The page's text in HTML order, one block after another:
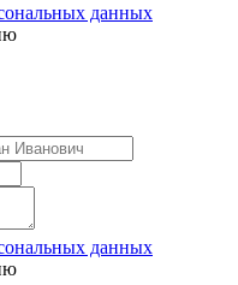
данных
данных